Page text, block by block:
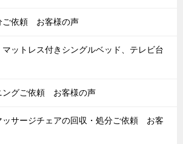
ご依頼 お客様の声
マットレス付きシングルベッド、テレビ台
ングご依頼 お客様の声
ッサージチェアの回収・処分ご依頼 お客